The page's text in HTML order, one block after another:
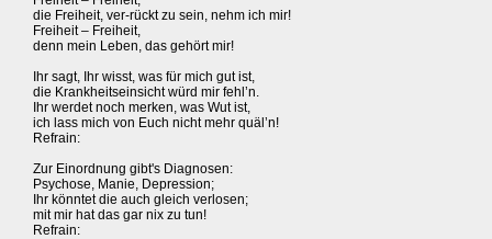
die Freiheit, ver-rückt zu sein, nehm ich mir!
Freiheit – Freiheit,
denn mein Leben, das gehört mir!
Ihr sagt, Ihr wisst, was für mich gut ist,
die Krankheitseinsicht würd mir fehl’n.
Ihr werdet noch merken, was Wut ist,
ich lass mich von Euch nicht mehr quäl’n!
Refrain:
Zur Einordnung gibt's Diagnosen:
Psychose, Manie, Depression;
Ihr könntet die auch gleich verlosen;
mit mir hat das gar nix zu tun!
Refrain: